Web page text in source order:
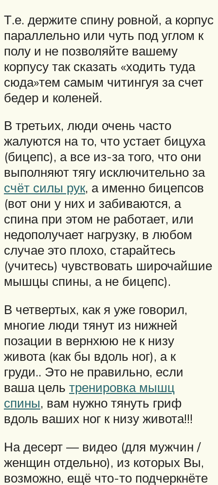
Т.е. держите спину ровной, а корпус
параллельно или чуть под углом к
полу и не позволяйте вашему
корпусу так сказать «ходить туда
сюда»тем самым читингуя за счет
бедер и коленей.
В третьих, люди очень часто
жалуются на то, что устает бицуха
(бицепс), а все из-за того, что они
выполняют тягу исключительно за
счёт силы рук, а именно бицепсов
(вот они у них и забиваются, а
спина при этом не работает, или
недополучает нагрузку, в любом
случае это плохо, старайтесь
(учитесь) чувствовать широчайшие
мышцы спины, а не бицепс).
В четвертых, как я уже говорил,
многие люди тянут из нижней
позации в вернхюю не к низу
живота (как бы вдоль ног), а к
груди.. Это не правильно, если
ваша цель тренировка мышц
спины, вам нужно тянуть гриф
вдоль ваших ног к низу живота!!!
На десерт — видео (для мужчин /
женщин отдельно), из которых Вы,
возможно, ещё что-то подчеркнёте